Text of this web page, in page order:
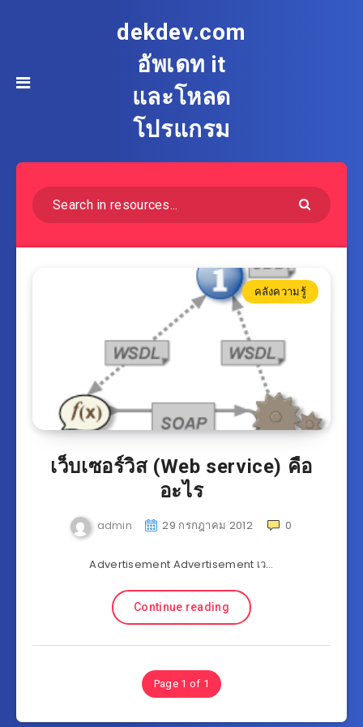
dekdev.com
อัพเดท it
และโหลด
โปรแกรม
คลังความรู้
เว็บเซอร์วิส (Web service) คือ
อะไร
admin 29 กรกฎาคม 2012 0
Advertisement Advertisement เว…
Continue reading
Page 1 of 1